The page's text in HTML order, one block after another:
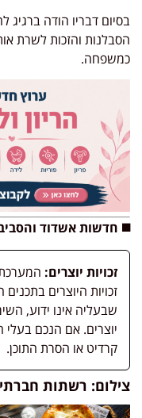
בסיום דבריו הודה
הסבלנות והזכות לשרת
כמשפחה.
◼️ חדשותאשדוד
זכויות יוצרים:
זכויות היוצרים
יוצרים. אם הנכם בעלי
קרדיט או הסרת התוכן.
צילום: רשתות